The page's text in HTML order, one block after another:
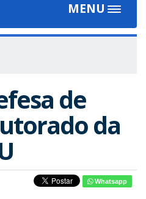
MENU
Toggle
de
da
Whatsapp